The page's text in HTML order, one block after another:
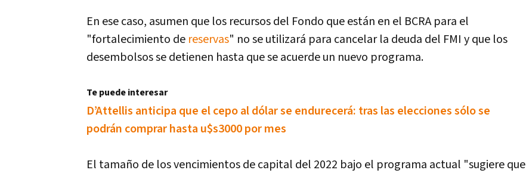
En ese caso, asumen que los recursos del Fondo que están en el BCRA para el
"fortalecimiento de reservas" no se utilizará para cancelar la deuda del FMI y que los
desembolsos se detienen hasta que se acuerde un nuevo programa.
Te puede interesar
D’Attellis anticipa que el cepo al dólar se endurecerá: tras las elecciones sólo se
podrán comprar hasta u$s3000 por mes
El tamaño de los vencimientos de capital del 2022 bajo el programa actual "sugiere que